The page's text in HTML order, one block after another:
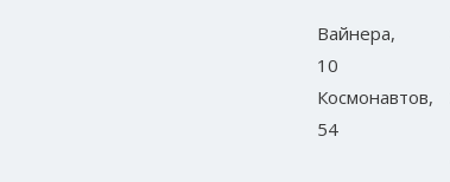
Вайнера,
10
Космонавтов,
54